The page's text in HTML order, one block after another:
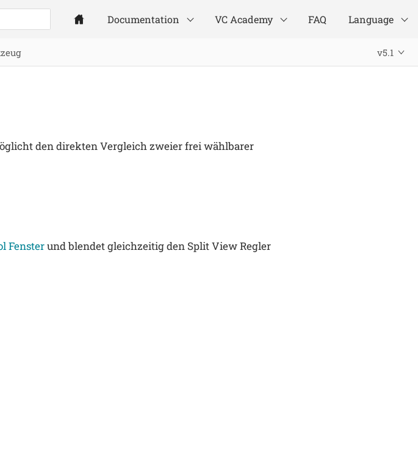
Documentation VC Academy FAQ Language
v5.1
den direkten Vergleich zweier frei wählbarer
Fensterund blendet gleichzeitig den Split View Regler